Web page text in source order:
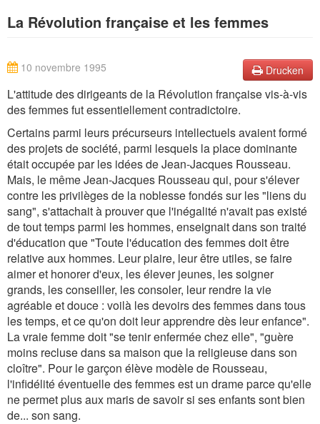
SUCHE
La Révolution française et les femmes
Drucken
10 novembre 1995
L'attitude des dirigeants de la Révolution française vis-à-vis
des femmes fut essentiellement contradictoire.
Certains parmi leurs précurseurs intellectuels avaient formé
des projets de société, parmi lesquels la place dominante
était occupée par les idées de Jean-Jacques Rousseau.
Mais, le même Jean-Jacques Rousseau qui, pour s'élever
contre les privilèges de la noblesse fondés sur les "liens du
sang", s'attachait à prouver que l'inégalité n'avait pas existé
de tout temps parmi les hommes, enseignait dans son traité
d'éducation que "Toute l'éducation des femmes doit être
relative aux hommes. Leur plaire, leur être utiles, se faire
aimer et honorer d'eux, les élever jeunes, les soigner
grands, les conseiller, les consoler, leur rendre la vie
agréable et douce : voilà les devoirs des femmes dans tous
les temps, et ce qu'on doit leur apprendre dès leur enfance".
La vraie femme doit "se tenir enfermée chez elle", "guère
moins recluse dans sa maison que la religieuse dans son
cloître". Pour le garçon élève modèle de Rousseau,
l'infidélité éventuelle des femmes est un drame parce qu'elle
ne permet plus aux maris de savoir si ses enfants sont bien
de... son sang.